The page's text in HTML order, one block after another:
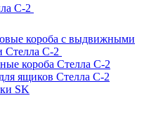
С-2
короба с выдвижными
Стелла С-2
короба Стелла С-2
ящиков Стелла С-2
SK